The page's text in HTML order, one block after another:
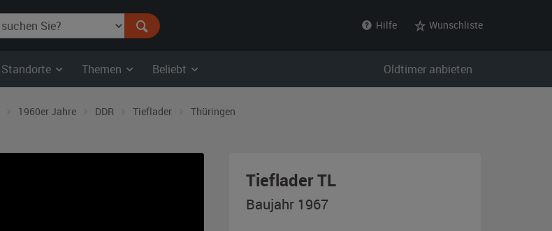
Hilfe Wunschliste
Standorte Themen Beliebt Oldtimer anbieten
1960er Jahre DDR Tieflader Thüringen
Tieflader TL,
Baujahr 1967